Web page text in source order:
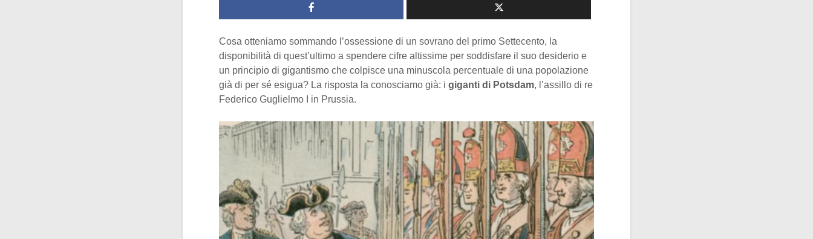
Cosa otteniamo sommando l’ossessione di un sovrano del primo Settecento, la
disponibilità di quest’ultimo a spendere cifre altissime per soddisfare il suo desiderio e
un principio di gigantismo che colpisce una minuscola percentuale di una popolazione
già di per sé esigua? La risposta la conosciamo già: i giganti di Potsdam, l’assillo di re
Federico Guglielmo I in Prussia.